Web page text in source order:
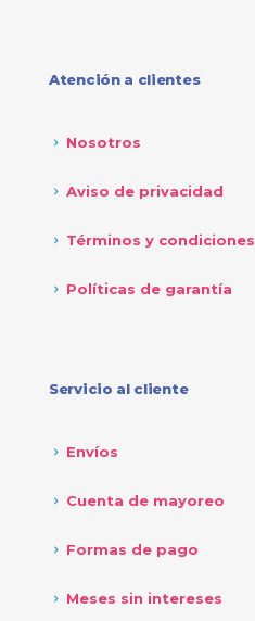
Atención a clientes
Nosotros
Aviso de privacidad
Términos y condiciones
Políticas de garantía
Servicio al cliente
Envíos
Cuenta de mayoreo
Formas de pago
Meses sin intereses